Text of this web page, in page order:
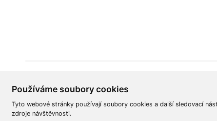
Používáme soubory cookies
Tyto webové stránky používají soubory cookies a další sledovací
zdroje návštěvnosti.